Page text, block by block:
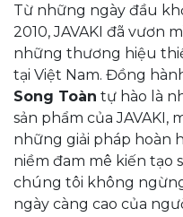
Từ những ngày đầu
2010, JAVAKI đã vươn
những thương hiệu
tại Việt Nam. Đồng
Song Toàn tự hào là
sản phẩm của JAVAKI,
những giải pháp hoàn
niềm đam mê kiến tạo
chúng tôi không
ngày càng cao của